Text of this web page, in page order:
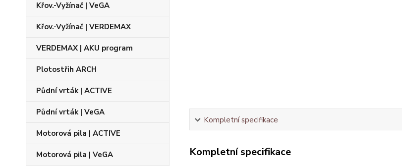
Křov.-Vyžínač | VeGA
Křov.-Vyžínač | VERDEMAX
VERDEMAX | AKU program
Plotostřih ARCH
Půdní vrták | ACTIVE
Půdní vrták | VeGA
Motorová pila | ACTIVE
Motorová pila | VeGA
Kompletní specifikace
Kompletní specifikace